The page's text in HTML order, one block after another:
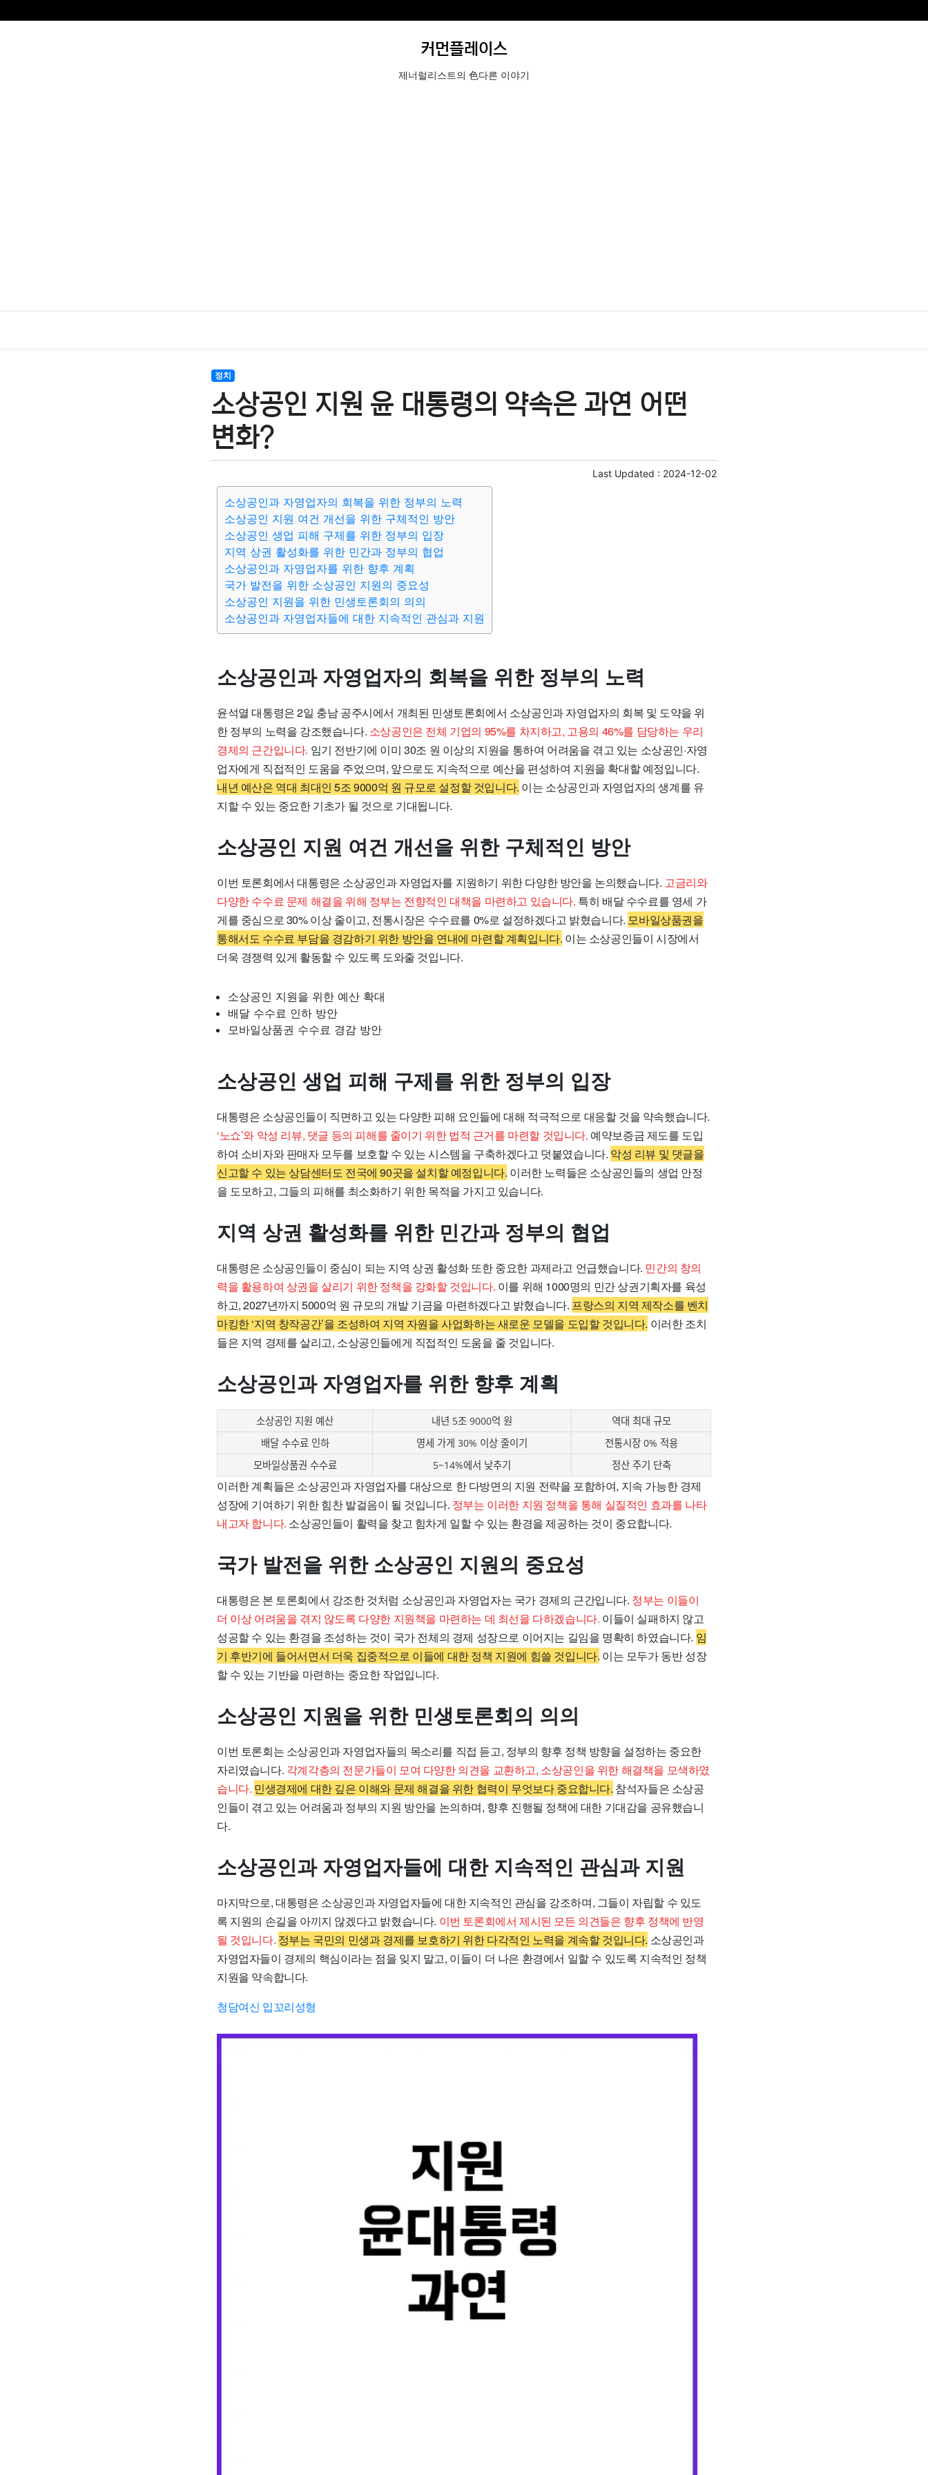
커먼플레이스
제너럴리스트의 色다른 이야기
정치
소상공인 지원 윤 대통령의 약속은 과연 어떤
변화?
Last Updated : 2024-12-02
소상공인과 자영업자의 회복을 위한 정부의 노력
소상공인 지원 여건 개선을 위한 구체적인 방안
소상공인 생업 피해 구제를 위한 정부의 입장
지역 상권 활성화를 위한 민간과 정부의 협업
소상공인과 자영업자를 위한 향후 계획
국가 발전을 위한 소상공인 지원의 중요성
소상공인 지원을 위한 민생토론회의 의의
소상공인과 자영업자들에 대한 지속적인 관심과 지원
소상공인과 자영업자의 회복을 위한 정부의 노력
윤석열 대통령은 2일 충남 공주시에서 개최된 민생토론회에서 소상공인과 자영업자의 회복 및 도약을 위
한 정부의 노력을 강조했습니다. 소상공인은 전체 기업의 95%를 차지하고, 고용의 46%를 담당하는 우리
경제의 근간입니다. 임기 전반기에 이미 30조 원 이상의 지원을 통하여 어려움을 겪고 있는 소상공인·자영
업자에게 직접적인 도움을 주었으며, 앞으로도 지속적으로 예산을 편성하여 지원을 확대할 예정입니다.
내년 예산은 역대 최대인 5조 9000억 원 규모로 설정할 것입니다. 이는 소상공인과 자영업자의 생계를 유
지할 수 있는 중요한 기초가 될 것으로 기대됩니다.
소상공인 지원 여건 개선을 위한 구체적인 방안
이번 토론회에서 대통령은 소상공인과 자영업자를 지원하기 위한 다양한 방안을 논의했습니다. 고금리와
다양한 수수료 문제 해결을 위해 정부는 전향적인 대책을 마련하고 있습니다. 특히 배달 수수료를 영세 가
게를 중심으로 30% 이상 줄이고, 전통시장은 수수료를 0%로 설정하겠다고 밝혔습니다. 모바일상품권을
통해서도 수수료 부담을 경감하기 위한 방안을 연내에 마련할 계획입니다. 이는 소상공인들이 시장에서
더욱 경쟁력 있게 활동할 수 있도록 도와줄 것입니다.
소상공인 지원을 위한 예산 확대
배달 수수료 인하 방안
모바일상품권 수수료 경감 방안
소상공인 생업 피해 구제를 위한 정부의 입장
대통령은 소상공인들이 직면하고 있는 다양한 피해 요인들에 대해 적극적으로 대응할 것을 약속했습니다.
‘노쇼’와 악성 리뷰, 댓글 등의 피해를 줄이기 위한 법적 근거를 마련할 것입니다. 예약보증금 제도를 도입
하여 소비자와 판매자 모두를 보호할 수 있는 시스템을 구축하겠다고 덧붙였습니다. 악성 리뷰 및 댓글을
신고할 수 있는 상담센터도 전국에 90곳을 설치할 예정입니다. 이러한 노력들은 소상공인들의 생업 안정
을 도모하고, 그들의 피해를 최소화하기 위한 목적을 가지고 있습니다.
지역 상권 활성화를 위한 민간과 정부의 협업
대통령은 소상공인들이 중심이 되는 지역 상권 활성화 또한 중요한 과제라고 언급했습니다. 민간의 창의
력을 활용하여 상권을 살리기 위한 정책을 강화할 것입니다. 이를 위해 1000명의 민간 상권기획자를 육성
하고, 2027년까지 5000억 원 규모의 개발 기금을 마련하겠다고 밝혔습니다. 프랑스의 지역 제작소를 벤치
마킹한 ‘지역 창작공간’을 조성하여 지역 자원을 사업화하는 새로운 모델을 도입할 것입니다. 이러한 조치
들은 지역 경제를 살리고, 소상공인들에게 직접적인 도움을 줄 것입니다.
소상공인과 자영업자를 위한 향후 계획
소상공인 지원 예산 내년 5조 9000억 원
역대 최대 규모
배달 수수료 인하
영세 가게 30% 이상 줄이기
전통시장 0% 적용
모바일상품권 수수료
5~14%에서 낮추기 정산 주기 단축
이러한 계획들은 소상공인과 자영업자를 대상으로 한 다방면의 지원 전략을 포함하여, 지속 가능한 경제
성장에 기여하기 위한 힘찬 발걸음이 될 것입니다. 정부는 이러한 지원 정책을 통해 실질적인 효과를 나타
내고자 합니다. 소상공인들이 활력을 찾고 힘차게 일할 수 있는 환경을 제공하는 것이 중요합니다.
국가 발전을 위한 소상공인 지원의 중요성
대통령은 본 토론회에서 강조한 것처럼 소상공인과 자영업자는 국가 경제의 근간입니다. 정부는 이들이
더 이상 어려움을 겪지 않도록 다양한 지원책을 마련하는 데 최선을 다하겠습니다. 이들이 실패하지 않고
성공할 수 있는 환경을 조성하는 것이 국가 전체의 경제 성장으로 이어지는 길임을 명확히 하였습니다. 임
기 후반기에 들어서면서 더욱 집중적으로 이들에 대한 정책 지원에 힘쓸 것입니다. 이는 모두가 동반 성장
할 수 있는 기반을 마련하는 중요한 작업입니다.
소상공인 지원을 위한 민생토론회의 의의
이번 토론회는 소상공인과 자영업자들의 목소리를 직접 듣고, 정부의 향후 정책 방향을 설정하는 중요한
자리였습니다. 각계각층의 전문가들이 모여 다양한 의견을 교환하고, 소상공인을 위한 해결책을 모색하였
습니다. 민생경제에 대한 깊은 이해와 문제 해결을 위한 협력이 무엇보다 중요합니다. 참석자들은 소상공
인들이 겪고 있는 어려움과 정부의 지원 방안을 논의하며, 향후 진행될 정책에 대한 기대감을 공유했습니
다.
소상공인과 자영업자들에 대한 지속적인 관심과 지원
마지막으로, 대통령은 소상공인과 자영업자들에 대한 지속적인 관심을 강조하며, 그들이 자립할 수 있도
록 지원의 손길을 아끼지 않겠다고 밝혔습니다. 이번 토론회에서 제시된 모든 의견들은 향후 정책에 반영
될 것입니다. 정부는 국민의 민생과 경제를 보호하기 위한 다각적인 노력을 계속할 것입니다. 소상공인과
자영업자들이 경제의 핵심이라는 점을 잊지 말고, 이들이 더 나은 환경에서 일할 수 있도록 지속적인 정책
지원을 약속합니다.
청담여신 입꼬리성형